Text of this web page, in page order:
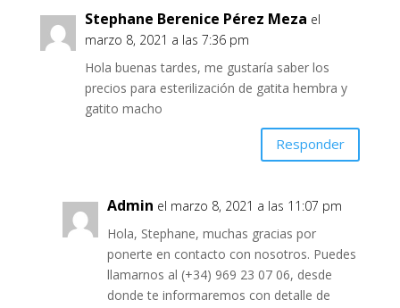
Stephane Berenice Pérez Meza el
marzo 8, 2021 a las 7:36 pm
Hola buenas tardes, me gustaría saber los
precios para esterilización de gatita hembra y
gatito macho
Responder
Admin el marzo 8, 2021 a las 11:07 pm
Hola, Stephane, muchas gracias por
ponerte en contacto con nosotros. Puedes
llamarnos al (+34) 969 23 07 06, desde
donde te informaremos con detalle de